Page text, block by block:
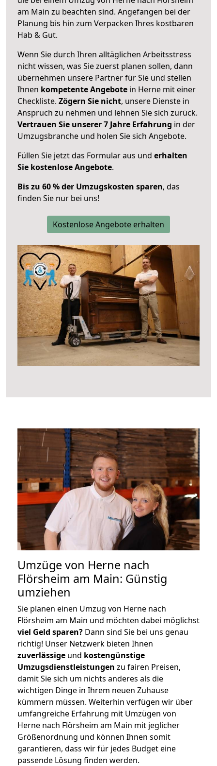
am Main zu beachten sind. Angefangen bei der
Planung bis hin zum Verpacken Ihres kostbaren
Hab & Gut.
Wenn Sie durch Ihren alltäglichen Arbeitsstress
nicht wissen, was Sie zuerst planen sollen, dann
übernehmen unsere Partner für Sie und stellen
Ihnen kompetente Angebote in Herne mit einer
Checkliste. Zögern Sie nicht, unsere Dienste in
Anspruch zu nehmen und lehnen Sie sich zurück.
Vertrauen Sie unserer 7 Jahre Erfahrung in der
Umzugsbranche und holen Sie sich Angebote.
Füllen Sie jetzt das Formular aus und erhalten
Sie kostenlose Angebote.
Bis zu 60 % der Umzugskosten sparen, das
finden Sie nur bei uns!
Kostenlose Angebote erhalten
Umzüge von Herne nach
Flörsheim am Main: Günstig
umziehen
Sie planen einen Umzug von Herne nach
Flörsheim am Main und möchten dabei möglichst
viel Geld sparen? Dann sind Sie bei uns genau
richtig! Unser Netzwerk bieten Ihnen
zuverlässige und kostengünstige
Umzugsdienstleistungen zu fairen Preisen,
damit Sie sich um nichts anderes als die
wichtigen Dinge in Ihrem neuen Zuhause
kümmern müssen. Weiterhin verfügen wir über
umfangreiche Erfahrung mit Umzügen von
Herne nach Flörsheim am Main mit jeglicher
Größenordnung und können Ihnen somit
garantieren, dass wir für jedes Budget eine
passende Lösung finden werden.